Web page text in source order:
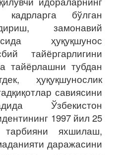
бўлган
замонавий
ҳуқуқшунос
тайёргарлигини
тайёрлашни тубдан
ҳуқуқшунослик
савиясини
Ўзбекистон
1997 йил 25
тарбияни яхшилаш,
даражасини